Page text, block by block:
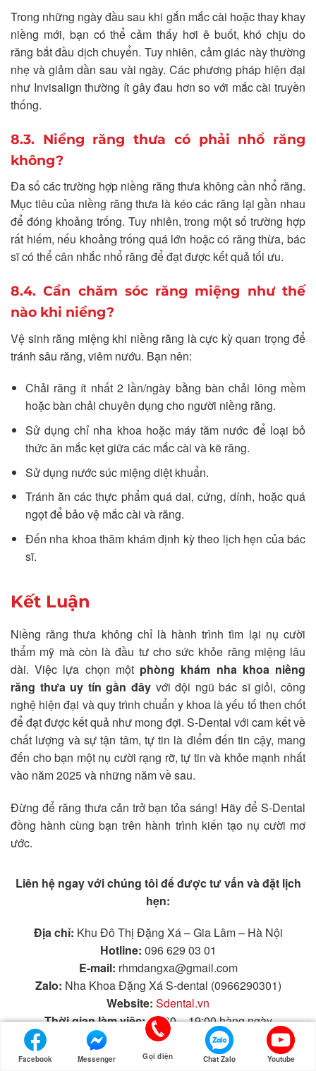
Trong những ngày đầu sau khi gắn mắc cài hoặc thay khay
niềng mới, bạn có thể cảm thấy hơi ê buốt, khó chịu do
răng bắt đầu dịch chuyển. Tuy nhiên, cảm giác này thường
nhẹ và giảm dần sau vài ngày. Các phương pháp hiện đại
như Invisalign thường ít gây đau hơn so với mắc cài truyền
thống.
8.3. Niềng răng thưa có phải nhổ răng
không?
Đa số các trường hợp niềng răng thưa không cần nhổ răng.
Mục tiêu của niềng răng thưa là kéo các răng lại gần nhau
để đóng khoảng trống. Tuy nhiên, trong một số trường hợp
rất hiếm, nếu khoảng trống quá lớn hoặc có răng thừa, bác
sĩ có thể cân nhắc nhổ răng để đạt được kết quả tối ưu.
8.4. Cần chăm sóc răng miệng như thế
nào khi niềng?
Vệ sinh răng miệng khi niềng răng là cực kỳ quan trọng để
tránh sâu răng, viêm nướu. Bạn nên:
Chải răng ít nhất 2 lần/ngày bằng bàn chải lông mềm
hoặc bàn chải chuyên dụng cho người niềng răng.
Sử dụng chỉ nha khoa hoặc máy tăm nước để loại bỏ
thức ăn mắc kẹt giữa các mắc cài và kẽ răng.
Sử dụng nước súc miệng diệt khuẩn.
Tránh ăn các thực phẩm quá dai, cứng, dính, hoặc quá
ngọt để bảo vệ mắc cài và răng.
Đến nha khoa thăm khám định kỳ theo lịch hẹn của bác
sĩ.
Kết Luận
Niềng răng thưa không chỉ là hành trình tìm lại nụ cười
thẩm mỹ mà còn là đầu tư cho sức khỏe răng miệng lâu
dài. Việc lựa chọn một phòng khám nha khoa niềng
răng thưa uy tín gần đâyvới đội ngũ bác sĩ giỏi, công
nghệ hiện đại và quy trình chuẩn y khoa là yếu tố then chốt
để đạt được kết quả như mong đợi. S-Dental với cam kết về
chất lượng và sự tận tâm, tự tin là điểm đến tin cậy, mang
đến cho bạn một nụ cười rạng rỡ, tự tin và khỏe mạnh nhất
vào năm 2025 và những năm về sau.
Đừng để răng thưa cản trở bạn tỏa sáng! Hãy để S-Dental
đồng hành cùng bạn trên hành trình kiến tạo nụ cười mơ
ước.
Liên hệ ngay với chúng tôi để được tư vấn và đặt lịch
hẹn:
Địa chỉ: Khu Đô Thị Đặng Xá – Gia Lâm – Hà Nội
Hotline: 096 629 03 01
E-mail: rhmdangxa@gmail.com
Zalo: Nha Khoa Đặng Xá S-dental (0966290301)
Website: Sdental.vn
Thời gian làm việc:08:00 – 19:00 hàng ngày
Facebook Messenger Gọi điện Chat Zalo Youtube